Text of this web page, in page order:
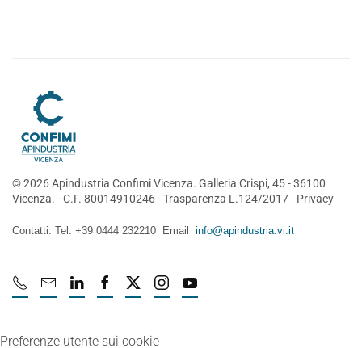
©2026Apindustria Confimi Vicenza. Galleria Crispi, 45 - 36100
Vicenza. - C.F. 80014910246 -Trasparenza L.124/2017- Privacy
Contatti: Tel. +39 0444 232210 Email info@apindustria.vi.it
Preferenze utente sui cookie